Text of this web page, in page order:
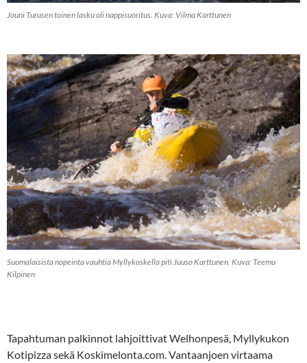
Jouni Turusen toinen lasku oli nappisuoritus. Kuva: Vilma Karttunen
Suomalaisista nopeinta vauhtia Myllykoskella piti Juuso Karttunen. Kuva: Teemu
Kilpinen
Tapahtuman palkinnot lahjoittivat Welhonpesä, Myllykukon
Kotipizza sekä Koskimelonta.com. Vantaanjoen virtaama